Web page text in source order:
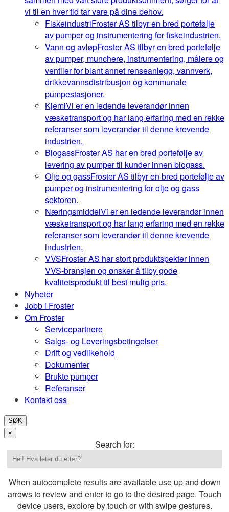
vi til en hver tid tar vare på dine behov.
FiskeindustriFroster AS tilbyr en bred portefølje
av pumper og instrumentering for fiskeindustrien.
Vann og avløpFroster AS tilbyr en bred portefølje
av pumper, munchere, instrumentering, målere og
ventiler for blant annet renseanlegg, vannverk,
drikkevannsdistribusjon og kommunale
pumpestasjoner.
KjemiVi er en ledende leverandør innen
væsketransport og har lang erfaring med en rekke
referanser som leverandør til denne krevende
industrien.
BiogassFroster AS har en bred portefølje av
levering av pumper til kunder innen biogass.
Olje og gassFroster AS tilbyr en bred portefølje av
pumper og instrumentering for olje og gass
sektoren.
NæringsmiddelVi er en ledende leverandør innen
væsketransport og har lang erfaring med en rekke
referanser som leverandør til denne krevende
industrien.
VVSFroster AS har stort produktspekter innen
VVS-bransjen og ønsker å tilby gode
kvalitetsprodukt til best mulig pris.
Nyheter
Jobb i Froster
Om Froster
Servicepartnere
Salgs- og Leveringsbetingelser
Drift og vedlikehold
Dokumenter
Brukte pumper
Referanser
Kontakt oss
SØK
×
Search for:
When autocomplete results are available use up and down
arrows to review and enter to go to the desired page. Touch
device users, explore by touch or with swipe gestures.